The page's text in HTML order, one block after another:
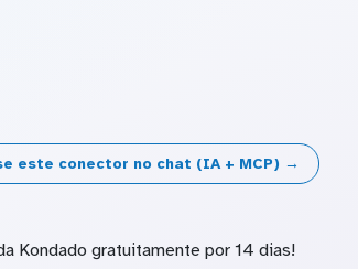
este conector no chat (IA + MCP) →
Kondado gratuitamente por 14 dias!